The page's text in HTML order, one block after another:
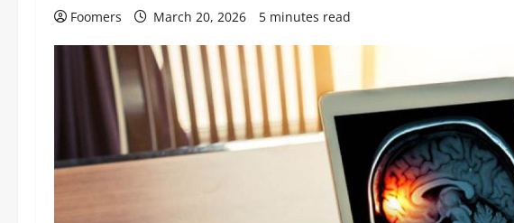
Foomers March 20, 2026 5 minutes read